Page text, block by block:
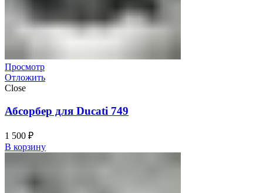
Просмотр
Отложить
Close
Абсорбер для Ducati 749
1 500 ₽
В корзину